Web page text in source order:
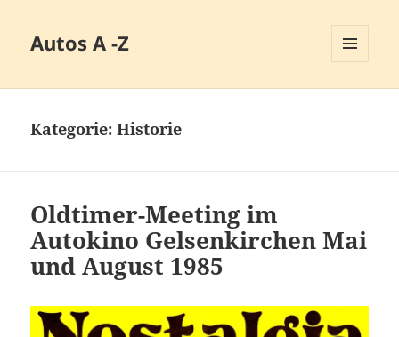
Autos A -Z
Kategorie:Historie
Oldtimer-Meeting im
Autokino Gelsenkirchen Mai
und August 1985